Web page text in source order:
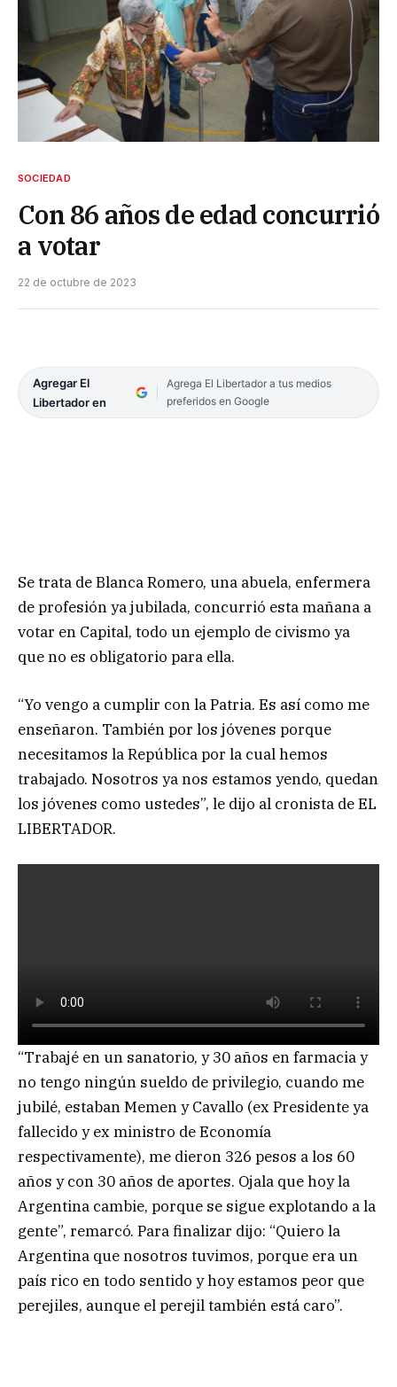
SOCIEDAD
Con 86 años de edad concurrió
a votar
22 de octubre de 2023
Agregar El
Libertador en
Agrega El Libertador a tus medios
preferidos en Google
Se trata de Blanca Romero, una abuela, enfermera
de profesión ya jubilada, concurrió esta mañana a
votar en Capital, todo un ejemplo de civismo ya
que no es obligatorio para ella.
“Yo vengo a cumplir con la Patria. Es así como me
enseñaron. También por los jóvenes porque
necesitamos la República por la cual hemos
trabajado. Nosotros ya nos estamos yendo, quedan
los jóvenes como ustedes”, le dijo al cronista de EL
LIBERTADOR.
“Trabajé en un sanatorio, y 30 años en farmacia y
no tengo ningún sueldo de privilegio, cuando me
jubilé, estaban Memen y Cavallo (ex Presidente ya
fallecido y ex ministro de Economía
respectivamente), me dieron 326 pesos a los 60
años y con 30 años de aportes. Ojala que hoy la
Argentina cambie, porque se sigue explotando a la
gente”, remarcó. Para finalizar dijo: “Quiero la
Argentina que nosotros tuvimos, porque era un
país rico en todo sentido y hoy estamos peor que
perejiles, aunque el perejil también está caro”.